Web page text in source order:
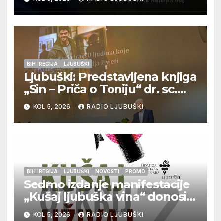
BIH I REGIJA LJUBUŠKI
Ljubuški: Predstavljena knjiga
„Sin – Priča o Toniju“ dr. sc.
Zdenka Hercega
KOL 5, 2026 RADIO LJUBUŠKI
BIH I REGIJA LJUBUŠKI NOVOSTI PROMO
Sedmo izdanje manifestacije
„Kušaj ljubuška vina“ donosi
vrhunska vina, gastronomiju i
KOL 5, 2026 RADIO LJUBUŠKI